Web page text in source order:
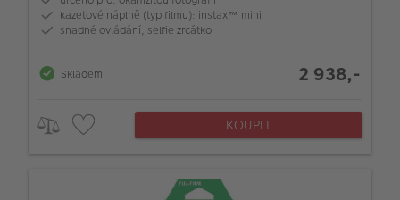
kazetové náplně (typ filmu): instax™ mini
snadné ovládání, selfie zrcátko
Skladem 2 938,-
KOUPIT